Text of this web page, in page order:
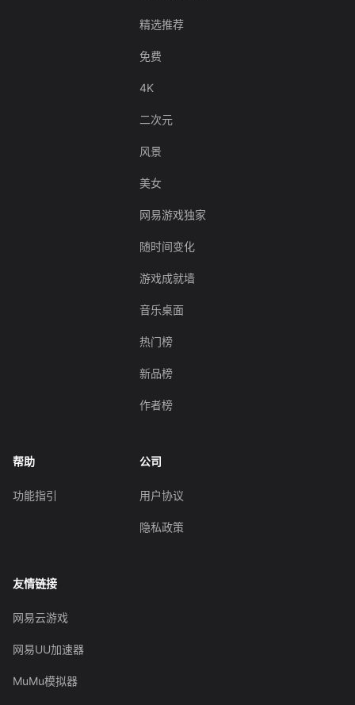
精选推荐
免费
4K
二次元
风景
美女
网易游戏独家
随时间变化
游戏成就墙
音乐桌面
热门榜
新品榜
作者榜
帮助
功能指引
公司
用户协议
隐私政策
友情链接
网易云游戏
网易UU加速器
MuMu模拟器